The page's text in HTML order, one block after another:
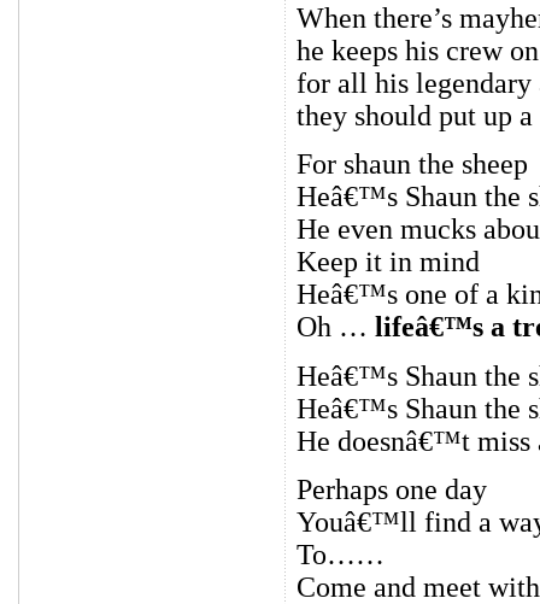
When there’s
he keeps his crew
for all his legendary
they should put up
For shaun the sheep
Heâ€™s Shaun the
He even mucks
Keep it in mind
Heâ€™s one of a
Oh … lifeâ€™s a
Heâ€™s Shaun the
Heâ€™s Shaun the
He doesnâ€™t miss
Perhaps one day
Youâ€™ll find a
To……
Come and meet